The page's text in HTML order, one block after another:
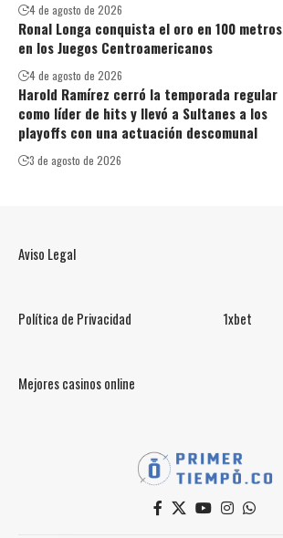
4 de agosto de 2026
Ronal Longa conquista el oro en 100 metros
en los Juegos Centroamericanos
4 de agosto de 2026
Harold Ramírez cerró la temporada regular
como líder de hits y llevó a Sultanes a los
playoffs con una actuación descomunal
3 de agosto de 2026
Aviso Legal
Política de Privacidad 1xbet
Mejores casinos online